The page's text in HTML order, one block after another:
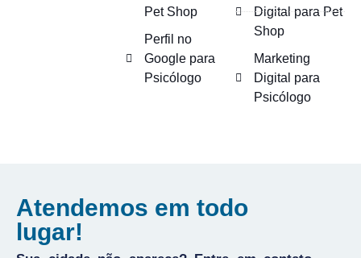
Pet Shop
Perfil no
Google para
Psicólogo
Digital para Pet
Shop
Marketing
Digital para
Psicólogo
Atendemos em todo
lugar!